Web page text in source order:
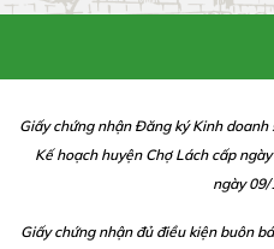
Giấy chứng nhận Đăng ký Kinh
Kế hoạch huyện Chợ Lách cấp
ngày
Giấy chứng nhận đủ điều kiện buôn